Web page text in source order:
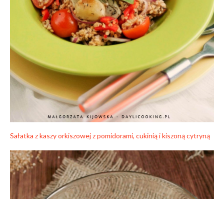
Sałatka z kaszy orkiszowej z pomidorami, cukinią i kiszoną cytryną